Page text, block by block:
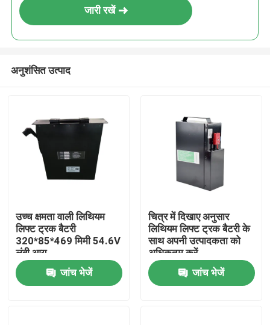
जारी रखें
अनुशंसित उत्पाद
उच्च क्षमता वाली लिथियम
लिफ्ट ट्रक बैटरी
320*85*469 मिमी 54.6V
लंबी आयु
जांच भेजें
चित्र में दिखाए अनुसार
लिथियम लिफ्ट ट्रक बैटरी के
साथ अपनी उत्पादकता को
अधिकतम करें
जांच भेजें